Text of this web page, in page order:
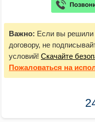
Важно: Если вы решили
договору, не
условий! Скачайте
Пожаловаться на